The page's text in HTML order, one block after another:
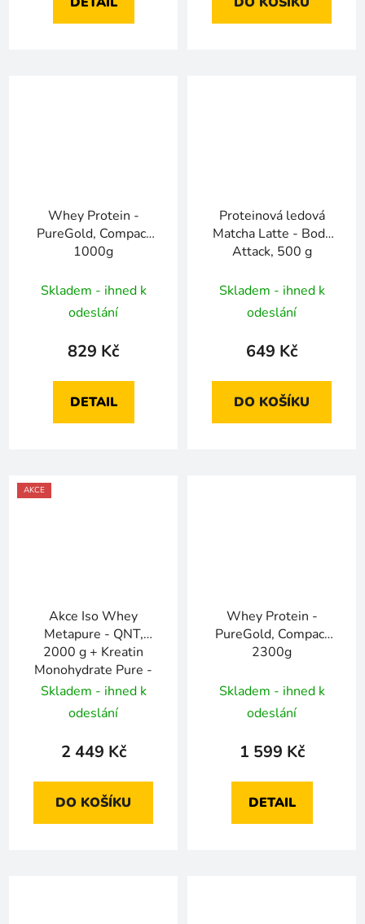
Whey Protein -
PureGold, Compact
1000g
Skladem - ihned k
odeslání
829 Kč
DETAIL
Proteinová ledová
Matcha Latte - Body
Attack, 500 g
Skladem - ihned k
odeslání
649 Kč
DO KOŠÍKU
AKCE
Akce Iso Whey
Metapure - QNT,
2000 g + Kreatin
Monohydrate Pure -
QNT, 800 g za 2449
Kč
Skladem - ihned k
odeslání
2 449 Kč
DO KOŠÍKU
Whey Protein -
PureGold, Compact
2300g
Skladem - ihned k
odeslání
1 599 Kč
DETAIL